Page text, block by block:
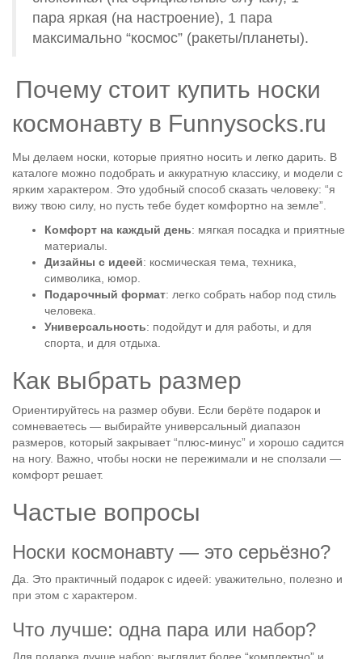
пара яркая (на настроение), 1 пара
максимально “космос” (ракеты/планеты).
Почему стоит купить носки
космонавту в Funnysocks.ru
Мы делаем носки, которые приятно носить и легко дарить. В
каталоге можно подобрать и аккуратную классику, и модели с
ярким характером. Это удобный способ сказать человеку: “я
вижу твою силу, но пусть тебе будет комфортно на земле”.
Комфорт на каждый день: мягкая посадка и приятные
материалы.
Дизайны с идеей: космическая тема, техника,
символика, юмор.
Подарочный формат: легко собрать набор под стиль
человека.
Универсальность: подойдут и для работы, и для
спорта, и для отдыха.
Как выбрать размер
Ориентируйтесь на размер обуви. Если берёте подарок и
сомневаетесь — выбирайте универсальный диапазон
размеров, который закрывает “плюс-минус” и хорошо садится
на ногу. Важно, чтобы носки не пережимали и не сползали —
комфорт решает.
Частые вопросы
Носки космонавту — это серьёзно?
Да. Это практичный подарок с идеей: уважительно, полезно и
при этом с характером.
Что лучше: одна пара или набор?